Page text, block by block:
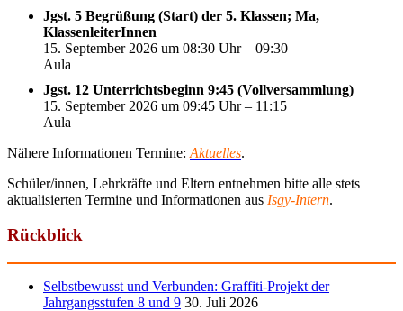
Jgst. 5 Begrüßung (Start) der 5. Klassen; Ma,
KlassenleiterInnen
15. September 2026 um 08:30 Uhr – 09:30
Aula
Jgst. 12 Unterrichtsbeginn 9:45 (Vollversammlung)
15. September 2026 um 09:45 Uhr – 11:15
Aula
Nähere Informationen Termine: Aktuelles.
Schüler/innen, Lehrkräfte und Eltern entnehmen bitte alle stets
aktualisierten Termine und Informationen aus Isgy-Intern.
Rückblick
Selbstbewusst und Verbunden: Graffiti-Projekt der
Jahrgangsstufen 8 und 9 30. Juli 2026